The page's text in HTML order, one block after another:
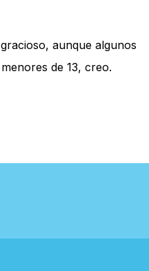
aunque algunos
de 13, creo.